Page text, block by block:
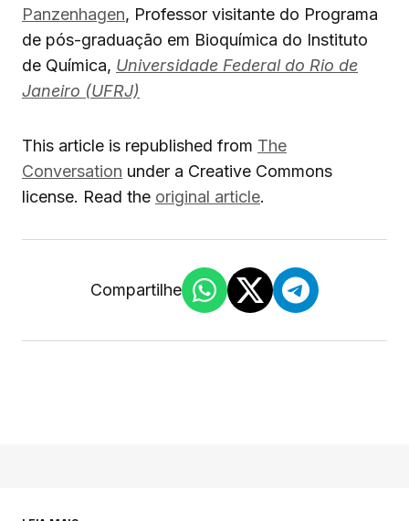
Panzenhagen, Professor visitante do Programa
de pós-graduação em Bioquímica do Instituto
de Química, Universidade Federal do Rio de
Janeiro (UFRJ)
This article is republished from The
Conversation under a Creative Commons
license. Read the original article.
Compartilhe